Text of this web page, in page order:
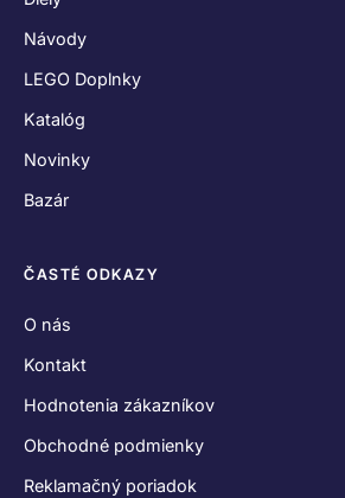
Návody
LEGO Doplnky
Katalóg
Novinky
Bazár
ČASTÉ ODKAZY
O nás
Kontakt
Hodnotenia zákazníkov
Obchodné podmienky
Reklamačný poriadok